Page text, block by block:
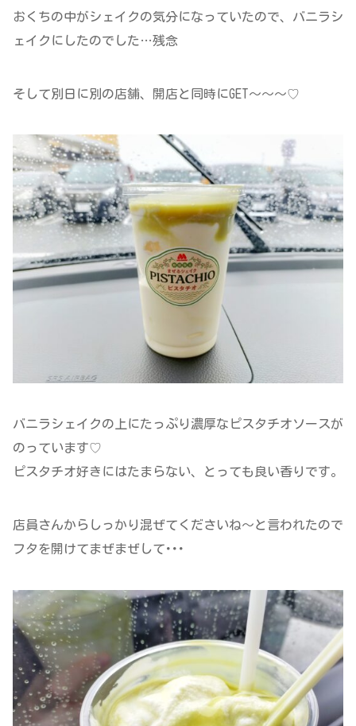
おくちの中がシェイクの気分になっていたので、バニラシ
ェイクにしたのでした…残念
そして別日に別の店舗、開店と同時にGET～～～♡
バニラシェイクの上にたっぷり濃厚なピスタチオソースが
のっています♡
ピスタチオ好きにはたまらない、とっても良い香りです。
店員さんからしっかり混ぜてくださいね～と言われたので
フタを開けてまぜまぜして･･･